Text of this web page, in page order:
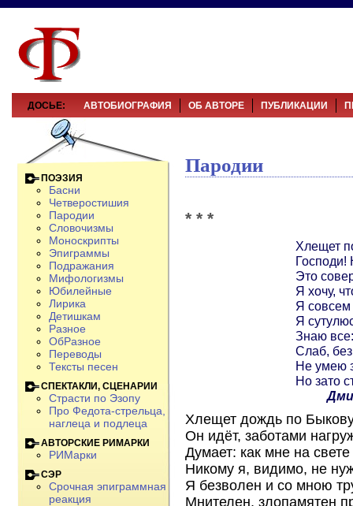
ДОСЬЕ: АВТОБИОГРАФИЯ ОБ АВТОРЕ ПУБЛИКАЦИИ
Пародии
* * *
Хлещет
Господи!
Это
Я хочу,
Я совсем
Я
Знаю
Слаб,
Не умею
Но зато
Хлещет дождь по
Он идёт, заботами
Думает: как мне на
Никому я, видимо, не
Я безволен и со мною
Мнителен, злопамятен
ПОЭЗИЯ
Басни
Четверостишия
Пародии
Словочизмы
Моноскрипты
Эпиграммы
Подражания
Мифологизмы
Юбилейные
Лирика
Детишкам
Разное
ОбРазное
Переводы
Тексты песен
СПЕКТАКЛИ, СЦЕНАРИИ
Страсти по Эзопу
Про Федота-стрельца,
наглеца и подлеца
АВТОРСКИЕ РИМАРКИ
РИМарки
СЭР
Срочная эпиграммная
реакция